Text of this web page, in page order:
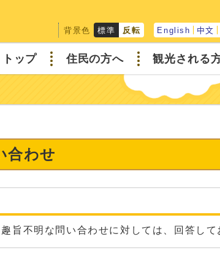
背景色
標準 反転 English 中文
トップ 住民の方へ 観光される
合わせ
旨不明な問い合わせに対しては、回答して